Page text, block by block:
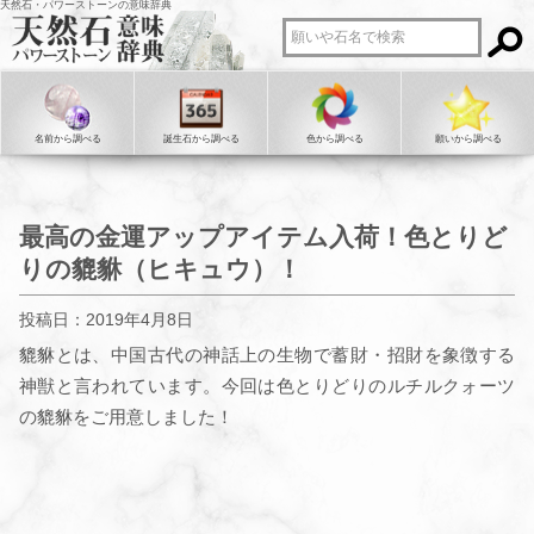
天然石・パワーストーンの意味辞典
名前から調べる 誕生石から調べる 色から調べる 願いから調べる
最高の金運アップアイテム入荷！色とりど
りの貔貅（ヒキュウ）！
投稿日：2019年4月8日
貔貅とは、中国古代の神話上の生物で蓄財・招財を象徴する
神獣と言われています。今回は色とりどりのルチルクォーツ
の貔貅をご用意しました！